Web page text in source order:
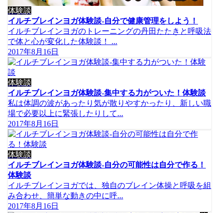
体験談
イルチブレインヨガ体験談-自分で健康管理をしよう！
イルチブレインヨガのトレーニングの丹田たたきと呼吸法
で体と心が変化した体験談！ ...
2017年8月16日
体験談
イルチブレインヨガ体験談-集中する力がついた！体験談
私は体調の波があったり気が散りやすかったり、新しい職
場で必要以上に緊張したりして...
2017年8月16日
体験談
イルチブレインヨガ体験談-自分の可能性は自分で作る！
体験談
イルチブレインヨガでは、独自のブレイン体操と呼吸を組
み合わせ、簡単な動きの中に呼...
2017年8月16日